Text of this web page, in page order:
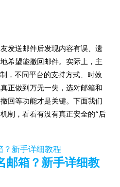
发送邮件后发现内容有误、遗
希望能撤回邮件。实际上，主
，不同平台的支持方式、时效
正做到万无一失，选对邮箱和
回等功能才是关键。下面我们
制，看看有没有真正安全的“后
邮箱？新手详细教